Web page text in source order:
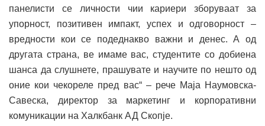
панелисти се личности чии кариери зборуваат за
упорност, позитивен импакт, успех и одговорност –
вредности кои се подеднакво важни и денес. А од
другата страна, ве имаме вас, студентите со добиена
шанса да слушнете, прашувате и научите по нешто од
оние кои чекореле пред вас“ – рече Маја Наумовска-
Савеска, директор за маркетинг и корпоративни
комуникации на Халкбанк АД Скопје.